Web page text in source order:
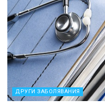
ДРУГИ ЗАБОЛЯВАНИЯ